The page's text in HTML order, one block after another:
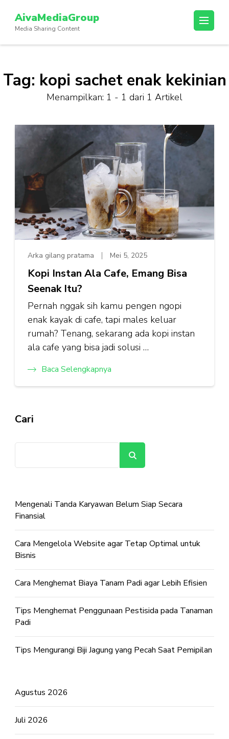
konten
(Tekan
AivaMediaGroup
Media Sharing Content
Tag: kopi sachet enak kekinian
Menampilkan: 1 - 1 dari 1 Artikel
Arka gilang pratama Mei 5, 2025
Kopi Instan Ala Cafe, Emang Bisa
Seenak Itu?
Pernah nggak sih kamu pengen ngopi
enak kayak di cafe, tapi males keluar
rumah? Tenang, sekarang ada kopi instan
ala cafe yang bisa jadi solusi …
Baca Selengkapnya
Cari
Mengenali Tanda Karyawan Belum Siap Secara
Finansial
Cara Mengelola Website agar Tetap Optimal untuk
Bisnis
Cara Menghemat Biaya Tanam Padi agar Lebih Efisien
Tips Menghemat Penggunaan Pestisida pada Tanaman
Padi
Tips Mengurangi Biji Jagung yang Pecah Saat Pemipilan
Agustus 2026
Juli 2026